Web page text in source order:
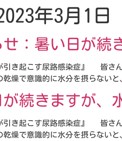
年3月1日
せ：暑い日が続
引き起こす尿路感染症』 皆さ
乾燥で意識的に水分を摂らない
続きますが、
引き起こす尿路感染症』 皆さ
乾燥で意識的に水分を摂らない